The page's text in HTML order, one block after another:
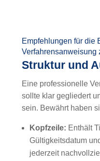
Empfehlungen für die
Verfahrensanweisung
Struktur und
Eine professionelle
sollte klar gegliedert
sein. Bewährt haben
Kopfzeile: Enthält
Gültigkeitsdatum
jederzeit